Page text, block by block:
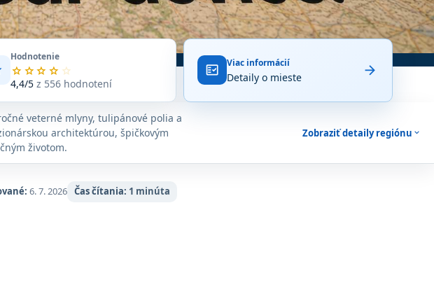
Hodnotenie
star star star star star
4,4/5z 556 hodnotení
Priemerné
hodnotenie
5
na
základe
556
na
Google
fact_check Viac informácií
Detaily o mieste arrow_forward
veterné mlyny, tulipánové polia a
architektúrou, špičkovým
životom.
Zobraziť detaily regiónu expand_more
6. 7. 2026 Čas čítania: 1 minúta